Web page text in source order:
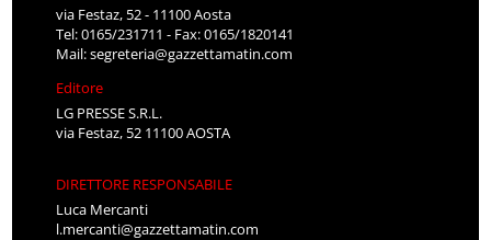
via Festaz, 52 - 11100 Aosta
Tel: 0165/231711 - Fax: 0165/1820141
Mail:segreteria@gazzettamatin.com
Editore
LG PRESSE S.R.L.
via Festaz, 52 11100 AOSTA
DIRETTORE RESPONSABILE
Luca Mercanti
l.mercanti@gazzettamatin.com